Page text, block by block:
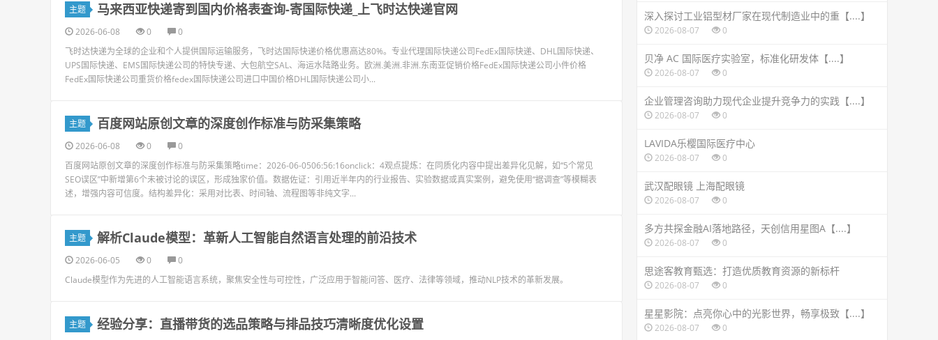
主题 马来西亚快递寄到国内价格表查询-寄国际快递_上飞时达快递官网
2026-06-08 0
0
飞时达快递为全球的企业和个人提供国际运输服务，飞时达国际快递价格优惠高达80%。专业代理国际快递公司FedEx国际快递、DHL国际快递、
UPS国际快递、EMS国际快递公司的特快专递、大包航空SAL、海运水陆路业务。欧洲.美洲.非洲.东南亚促销价格FedEx国际快递公司小件价格
FedEx国际快递公司重货价格fedex国际快递公司进口中国价格DHL国际快递公司小...
主题 百度网站原创文章的深度创作标准与防采集策略
2026-06-08 0
0
百度网站原创文章的深度创作标准与防采集策略time：2026-06-0506:56:16onclick：4观点提炼：在同质化内容中提出差异化见解，如“5个常见
SEO误区”中新增第6个未被讨论的误区，形成独家价值。数据佐证：引用近半年内的行业报告、实验数据或真实案例，避免使用“据调查”等模糊表
述，增强内容可信度。结构差异化：采用对比表、时间轴、流程图等非纯文字...
主题 解析Claude模型：革新人工智能自然语言处理的前沿技术
2026-06-05 0
0
Claude模型作为先进的人工智能语言系统，聚焦安全性与可控性，广泛应用于智能问答、医疗、法律等领域，推动NLP技术的革新发展。
主题 经验分享：直播带货的选品策略与排品技巧清晰度优化设置
深入探讨工业铝型材厂家在现代制造业中的重【....】
2026-08-07 0
贝净 AC 国际医疗实验室，标准化研发体【....】
2026-08-07 0
企业管理咨询助力现代企业提升竞争力的实践【....】
2026-08-07 0
LAVIDA乐樱国际医疗中心
2026-08-07 0
武汉配眼镜 上海配眼镜
2026-08-07 0
多方共探金融AI落地路径，天创信用星图A【....】
2026-08-07 0
思途客教育甄选：打造优质教育资源的新标杆
2026-08-07 0
星星影院：点亮你心中的光影世界，畅享极致【....】
2026-08-07 0